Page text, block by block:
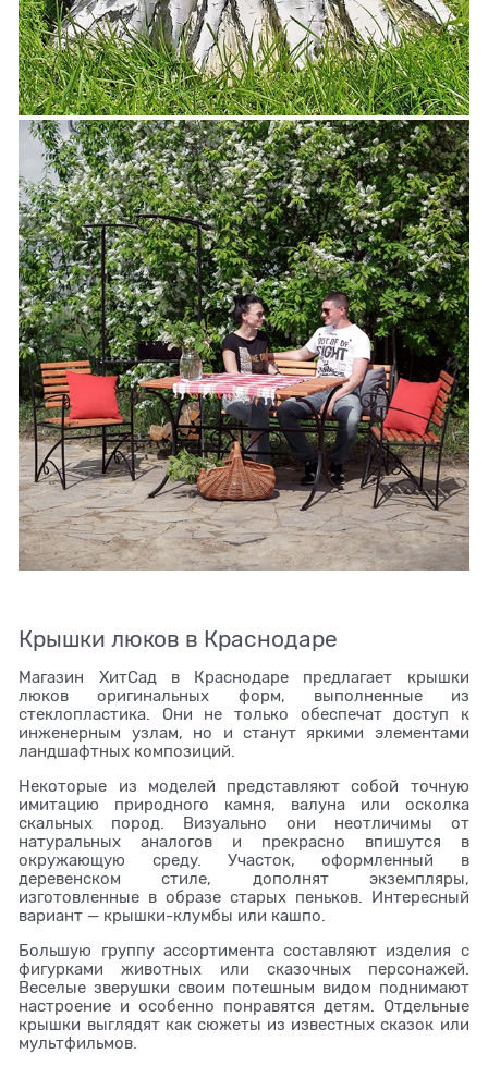
Крышки люков в Краснодаре
Магазин ХитСад в Краснодаре предлагает крышки
люков оригинальных форм, выполненные из
стеклопластика. Они не только обеспечат доступ к
инженерным узлам, но и станут яркими элементами
ландшафтных композиций.
Некоторые из моделей представляют собой точную
имитацию природного камня, валуна или осколка
скальных пород. Визуально они неотличимы от
натуральных аналогов и прекрасно впишутся в
окружающую среду. Участок, оформленный в
деревенском стиле, дополнят экземпляры,
изготовленные в образе старых пеньков. Интересный
вариант — крышки-клумбы или кашпо.
Большую группу ассортимента составляют изделия с
фигурками животных или сказочных персонажей.
Веселые зверушки своим потешным видом поднимают
настроение и особенно понравятся детям. Отдельные
крышки выглядят как сюжеты из известных сказок или
мультфильмов.